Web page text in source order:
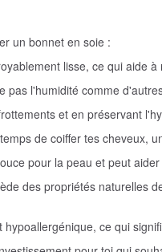
un bonnet en soie :
lisse, ce qui aide
pas l'humidité comme
et en préservant
de coiffer tes cheveux,
pour la peau et peut
des propriétés naturelles
ce qui